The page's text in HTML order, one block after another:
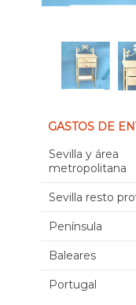
GASTOS DE
Sevilla y área
metropolitana
Sevilla resto
Península
Baleares
Portugal